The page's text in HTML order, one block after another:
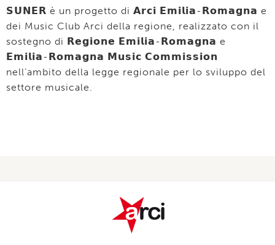
𝗦𝗨𝗡𝗘𝗥 è un progetto di 𝗔𝗿𝗰𝗶 𝗘𝗺𝗶𝗹𝗶𝗮-𝗥𝗼𝗺𝗮𝗴𝗻𝗮 e
dei Music Club Arci della regione, realizzato con il
sostegno di 𝗥𝗲𝗴𝗶𝗼𝗻𝗲 𝗘𝗺𝗶𝗹𝗶𝗮-𝗥𝗼𝗺𝗮𝗴𝗻𝗮 e
𝗘𝗺𝗶𝗹𝗶𝗮-𝗥𝗼𝗺𝗮𝗴𝗻𝗮 𝗠𝘂𝘀𝗶𝗰 𝗖𝗼𝗺𝗺𝗶𝘀𝘀𝗶𝗼𝗻
nell’ambito della legge regionale per lo sviluppo del
settore musicale.